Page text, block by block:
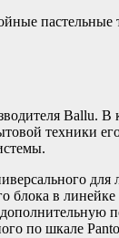
Ballu.
техники
в
по шкале